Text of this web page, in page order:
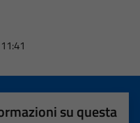
su questa